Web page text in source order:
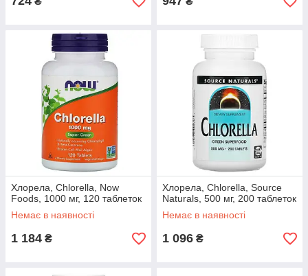
Хлорела, Chlorella, Now
Foods, 1000 мг, 120 таблеток
Немає в наявності
1 184 ₴
Хлорела, Chlorella, Source
Naturals, 500 мг, 200 таблеток
Немає в наявності
1 096 ₴